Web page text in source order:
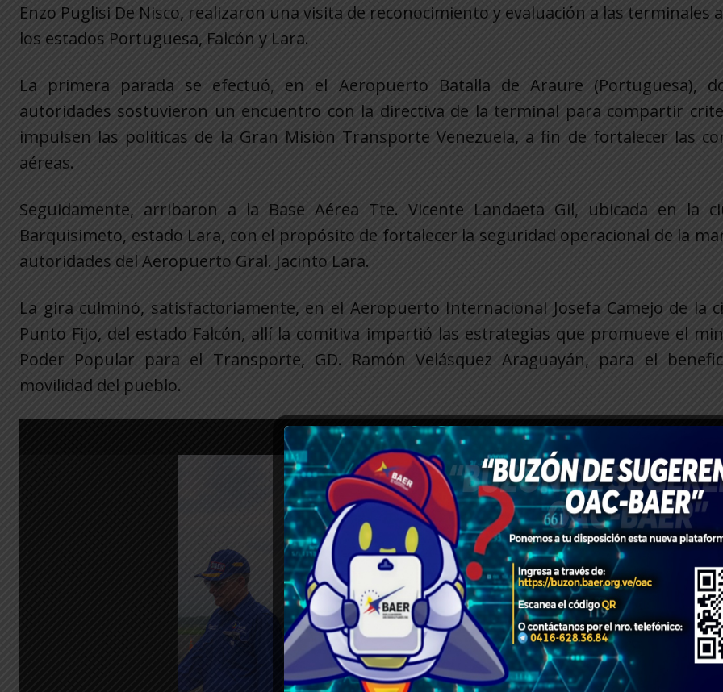
Enzo Puglisi De Nisco, realizaron una visita de reconocimiento y evaluación a las terminales
los estados Portuguesa, Falcón y Lara.
La primera parada se efectuó, en el Aeropuerto Batalla de Araure (Portuguesa),
autoridades sostuvieron un encuentro con la directiva de la terminal para compartir
impulsen las políticas de la Gran Misión Transporte Venezuela, a fin de fortalecer las
aéreas.
Seguidamente, arribaron a la Base Aérea Tte. Vicente Landaeta Gil, ubicada en la
Barquisimeto, estado Lara, con el propósito de fortalecer la seguridad operacional de la
autoridades del Aeropuerto Gral. Jacinto Lara.
La gira culminó, satisfactoriamente, en el Aeropuerto Internacional Josefa Camejo de la
Punto Fijo, del estado Falcón, allí la comitiva impartió las estrategias que promueve el
Poder Popular para el Transporte, GD. Ramón Velásquez Araguayán, para el
movilidad del pueblo.